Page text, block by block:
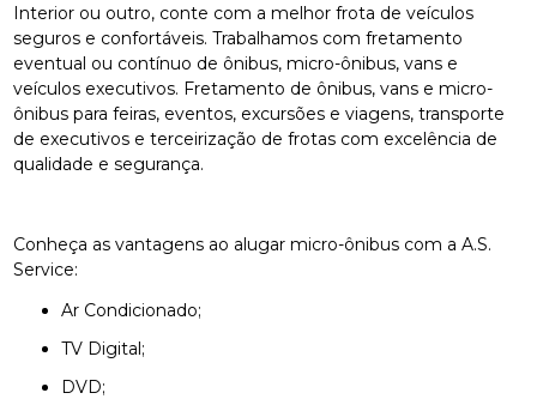
Interior ou outro, conte com a melhor frota de veículos
seguros e confortáveis. Trabalhamos com fretamento
eventual ou contínuo de ônibus, micro-ônibus, vans e
veículos executivos. Fretamento de ônibus, vans e micro-
ônibus para feiras, eventos, excursões e viagens, transporte
de executivos e terceirização de frotas com excelência de
qualidade e segurança.
Conheça as vantagens ao alugar micro-ônibus com a A.S.
Service:
Ar Condicionado;
TV Digital;
DVD;